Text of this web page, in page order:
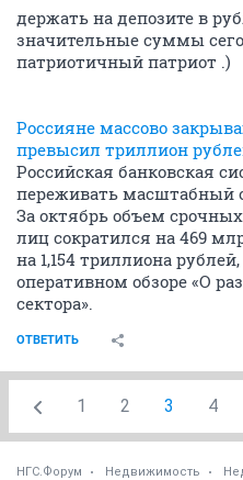
держать на депозите в
значительные суммы
патриотичный патриот .)
Россияне массово
превысил триллион
Российская банковская
переживать масштабный
За октябрь объем
лиц сократился на 469
на 1,154 триллиона
оперативном обзоре «О
сектора».
ОТВЕТИТЬ
1 2 3 4
НГС.Форум Недвижимость